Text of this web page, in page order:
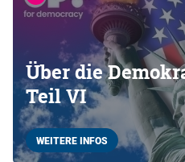
Über die
Teil VI
WEITERE INFOS